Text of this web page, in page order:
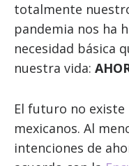
totalmente
pandemia nos ha
necesidad básica
nuestra vida:
El futuro no
mexicanos. Al
intenciones de